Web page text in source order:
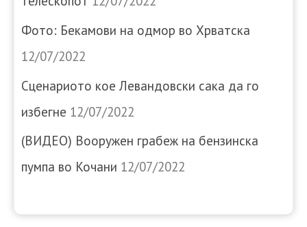
Фото: Бекамови на одмор во Хрватска
12/07/2022
Сценариото кое Левандовски сака да го
избегне 12/07/2022
(ВИДЕО) Вооружен грабеж на бензинска
пумпа во Кочани 12/07/2022